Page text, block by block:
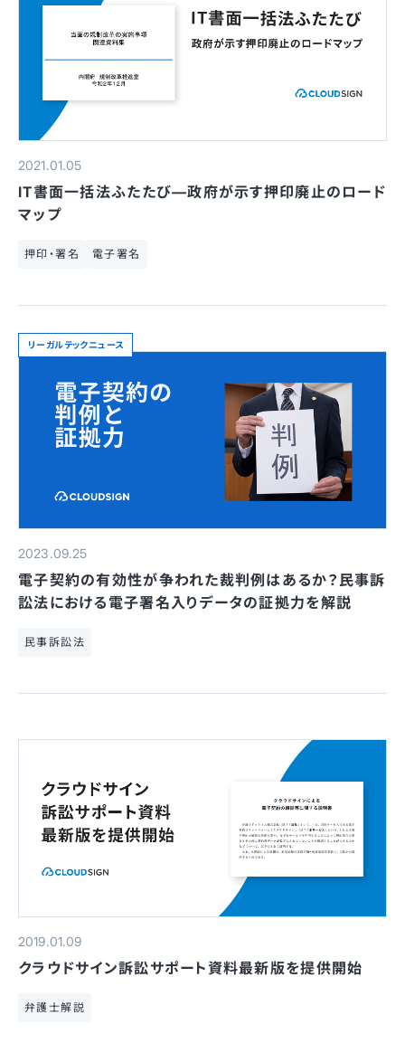
2021.01.05
IT書面一括法ふたたび—政府が示す押印廃止のロード
マップ
押印・署名 電子署名
リーガルテックニュース
2023.09.25
電子契約の有効性が争われた裁判例はあるか？民事訴
訟法における電子署名入りデータの証拠力を解説
民事訴訟法
2019.01.09
クラウドサイン訴訟サポート資料最新版を提供開始
弁護士解説